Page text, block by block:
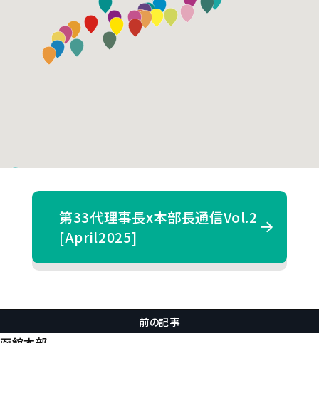
第33代理事長x本部長通信Vol.2
[April2025]
前の記事
函館本部